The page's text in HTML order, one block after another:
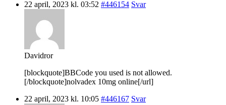
22 april, 2023 kl. 03:52 #446154 Svar
Davidror
[blockquote]BBCode you used is not allowed.
[/blockquote]nolvadex 10mg online[/url]
22 april, 2023 kl. 10:05 #446167 Svar